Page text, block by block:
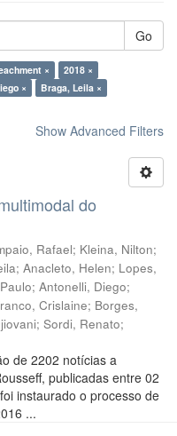
Go
×
2018 ×
×
Braga, Leila ×
Show Advanced Filters
do
Rafael; Kleina, Nilton;
; Anacleto, Helen; Lopes,
; Antonelli, Diego;
Crislaine; Borges,
; Sordi, Renato;
de 2202 notícias a
publicadas entre 02
instaurado o processo de
...